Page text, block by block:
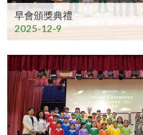
早會頒獎典禮
2025-12-9